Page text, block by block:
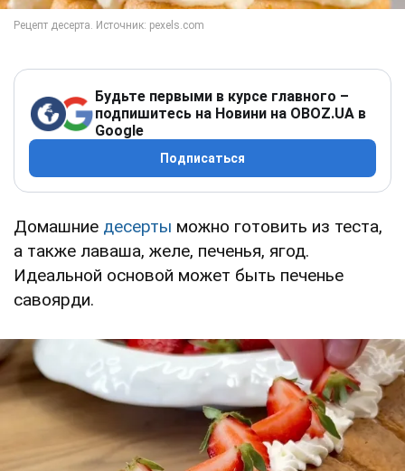
Будьте первыми в курсе главного –
подпишитесь на Новини на OBOZ.UA в
Google
Подписаться
Домашние десерты можно готовить из теста,
а также лаваша, желе, печенья, ягод.
Идеальной основой может быть печенье
савоярди.